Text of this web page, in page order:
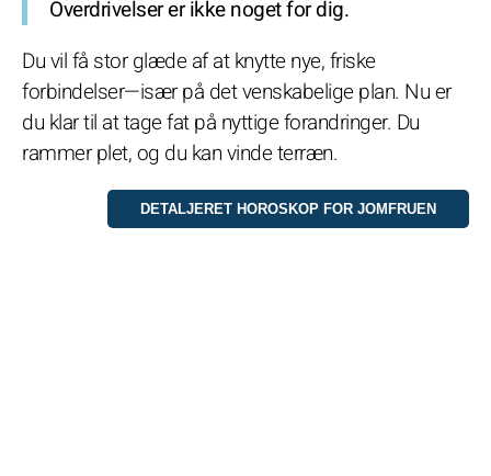
Overdrivelser er ikke noget for dig.
Du vil få stor glæde af at knytte nye, friske
forbindelser—især på det venskabelige plan. Nu er
du klar til at tage fat på nyttige forandringer. Du
rammer plet, og du kan vinde terræn.